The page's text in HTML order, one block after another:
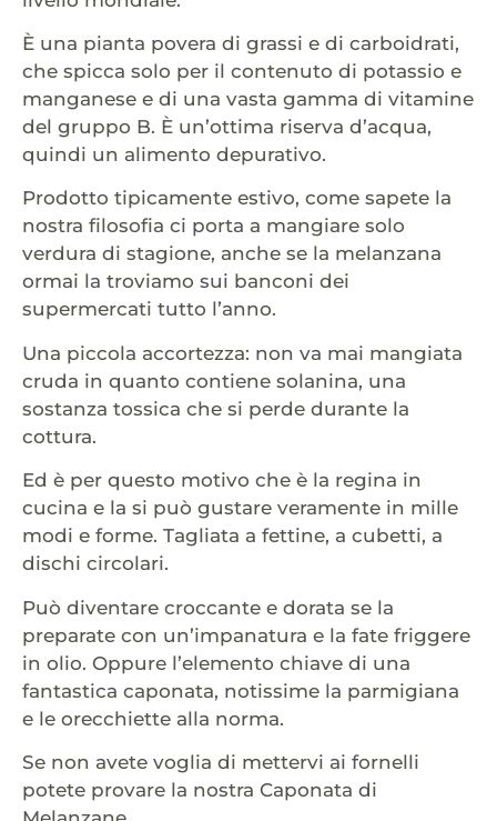
È una pianta povera di grassi e di carboidrati,
che spicca solo per il contenuto di potassio e
manganese e di una vasta gamma di vitamine
del gruppo B. È un’ottima riserva d’acqua,
quindi un alimento depurativo.
Prodotto tipicamente estivo, come sapete la
nostra filosofia ci porta a mangiare solo
verdura di stagione, anche se la melanzana
ormai la troviamo sui banconi dei
supermercati tutto l’anno.
Una piccola accortezza: non va mai mangiata
cruda in quanto contiene solanina, una
sostanza tossica che si perde durante la
cottura.
Ed è per questo motivo che è la regina in
cucina e la si può gustare veramente in mille
modi e forme. Tagliata a fettine, a cubetti, a
dischi circolari.
Può diventare croccante e dorata se la
preparate con un’impanatura e la fate friggere
in olio. Oppure l’elemento chiave di una
fantastica caponata, notissime la parmigiana
e le orecchiette alla norma.
Se non avete voglia di mettervi ai fornelli
potete provare la nostra Caponata di